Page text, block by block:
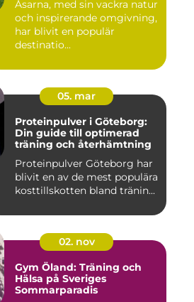
Åsarna, med sin vackra natur
och inspirerande omgivning,
har blivit en populär
destinatio...
05. mar
Proteinpulver i Göteborg:
Din guide till optimerad
träning och återhämtning
Proteinpulver Göteborg har
blivit en av de mest populära
kosttillskotten bland tränin...
02. nov
Gym Öland: Träning och
Hälsa på Sveriges
Sommarparadis